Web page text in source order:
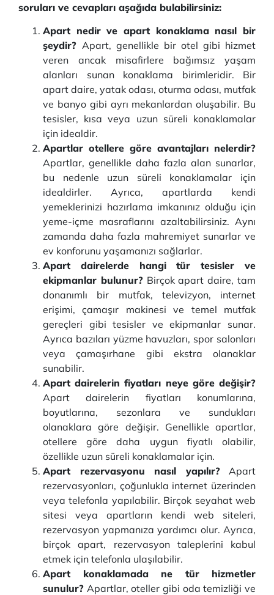
soruları ve cevapları aşağıda bulabilirsiniz:
Apart nedir ve apart konaklama nasıl bir
şeydir? Apart, genellikle bir otel gibi hizmet
veren ancak misafirlere bağımsız yaşam
alanları sunan konaklama birimleridir. Bir
apart daire, yatak odası, oturma odası, mutfak
ve banyo gibi ayrı mekanlardan oluşabilir. Bu
tesisler, kısa veya uzun süreli konaklamalar
için idealdir.
Apartlar otellere göre avantajları nelerdir?
Apartlar, genellikle daha fazla alan sunarlar,
bu nedenle uzun süreli konaklamalar için
idealdirler. Ayrıca, apartlarda kendi
yemeklerinizi hazırlama imkanınız olduğu için
yeme-içme masraflarını azaltabilirsiniz. Aynı
zamanda daha fazla mahremiyet sunarlar ve
ev konforunu yaşamanızı sağlarlar.
Apart dairelerde hangi tür tesisler ve
ekipmanlar bulunur?Birçok apart daire, tam
donanımlı bir mutfak, televizyon, internet
erişimi, çamaşır makinesi ve temel mutfak
gereçleri gibi tesisler ve ekipmanlar sunar.
Ayrıca bazıları yüzme havuzları, spor salonları
veya çamaşırhane gibi ekstra olanaklar
sunabilir.
Apart dairelerin fiyatları neye göre değişir?
Apart dairelerin fiyatları konumlarına,
boyutlarına, sezonlara ve sundukları
olanaklara göre değişir. Genellikle apartlar,
otellere göre daha uygun fiyatlı olabilir,
özellikle uzun süreli konaklamalar için.
Apart rezervasyonu nasıl yapılır?Apart
rezervasyonları, çoğunlukla internet üzerinden
veya telefonla yapılabilir. Birçok seyahat web
sitesi veya apartların kendi web siteleri,
rezervasyon yapmanıza yardımcı olur. Ayrıca,
birçok apart, rezervasyon taleplerini kabul
etmek için telefonla ulaşılabilir.
Apart konaklamada ne tür hizmetler
sunulur? Apartlar, oteller gibi oda temizliği ve